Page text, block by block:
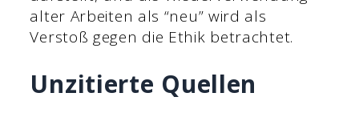
alter Arbeiten als “neu” wird als
Verstoß gegen die Ethik betrachtet.
Unzitierte Quellen